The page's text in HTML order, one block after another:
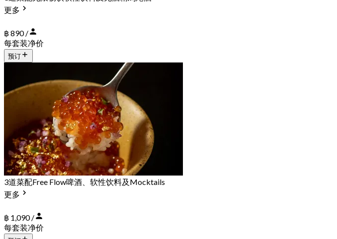
更多
฿ 890 /
每套装净价
预订
3道菜配Free Flow啤酒、软性饮料及Mocktails
更多
฿ 1,090 /
每套装净价